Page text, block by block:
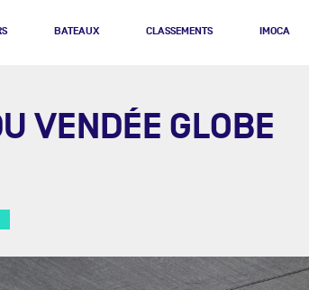
BATEAUX CLASSEMENTS IMOCA
VENDÉE GLOBE